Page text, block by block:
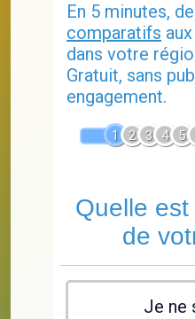
En 5 minutes,
comparatifs aux
dans votre
Gratuit, sans
engagement.
1 2 3 4 5
Quelle
de
Je ne